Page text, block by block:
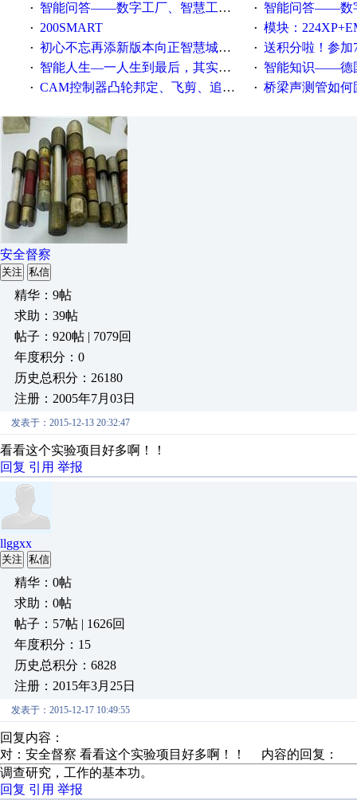
·
智能问答——数字工厂、智慧工厂和智能制造三者的区别是什么？ · 智能问答——数字化工厂与
· 200SMART · 模块：
· 初心不忘再添新版本向正智慧城市云展厅3.0版亮相 · 送积分啦！参加7月6日
· 智能人生—一人生到最后，其实拼的都是人品 · 智能知识——德国工业崛起
· CAM控制器凸轮邦定、飞剪、追剪等C功能块 · 桥梁声测管如何固
安全督察
关注 私信
精华：9帖
求助：39帖
帖子：920帖 | 7079回
年度积分：0
历史总积分：26180
注册：2005年7月03日
发表于：2015-12-13 20:32:47
看看这个实验项目好多啊！！
回复 引用 举报
llggxx
关注 私信
精华：0帖
求助：0帖
帖子：57帖 | 1626回
年度积分：15
历史总积分：6828
注册：2015年3月25日
发表于：2015-12-17 10:49:55
回复内容：
对：安全督察 看看这个实验项目好多啊！！ 内容的回复：
调查研究，工作的基本功。
回复 引用 举报